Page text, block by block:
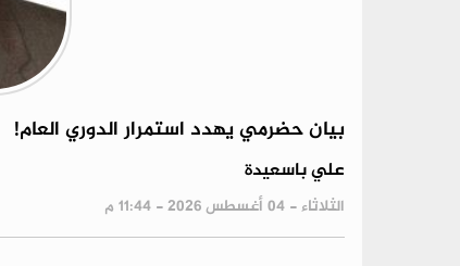
بيان حضرمي يهدد استمرار الدوري العام!
علي باسعيدة
الثلاثاء - 04 أغسطس 2026 - 11:44 م